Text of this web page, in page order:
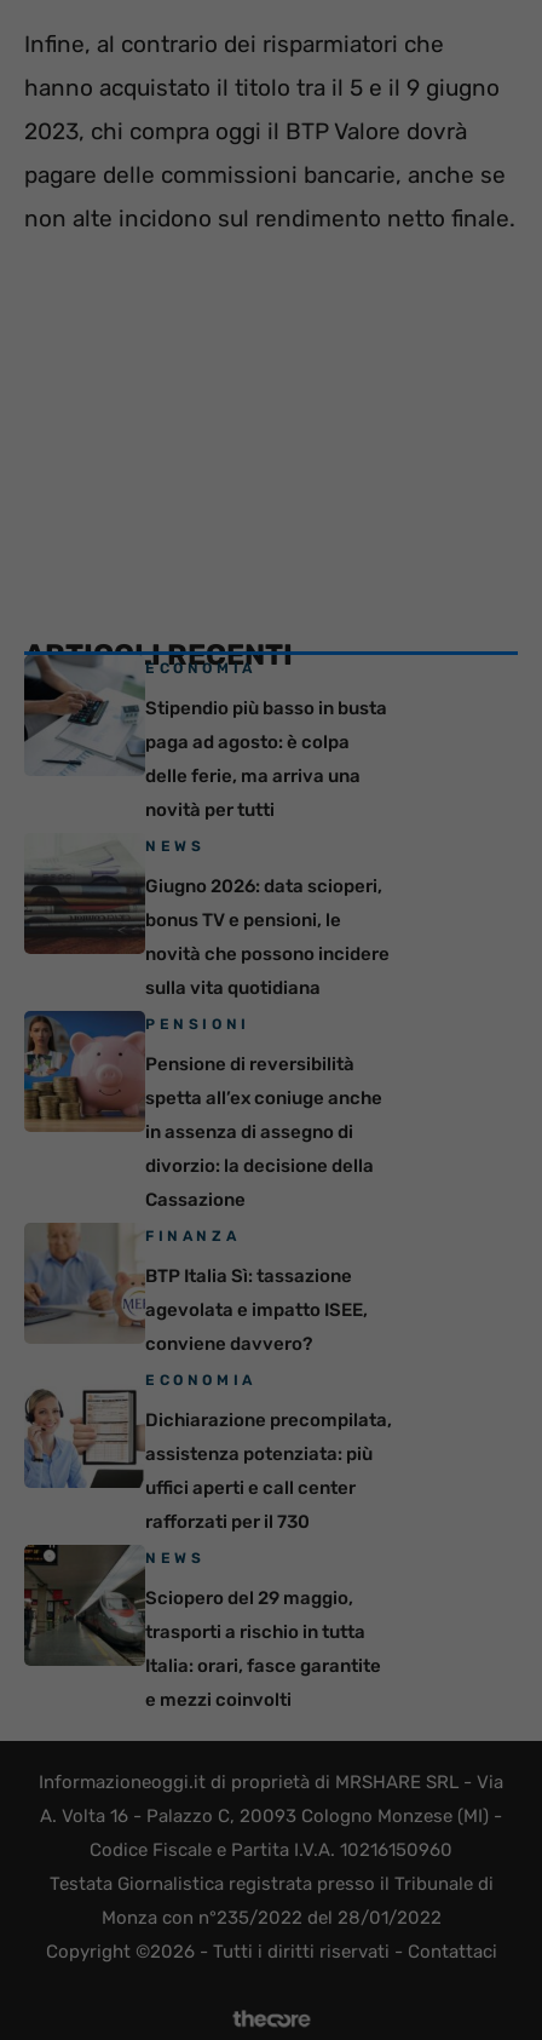
Infine, al contrario dei risparmiatori che
hanno acquistato il titolo tra il 5 e il 9 giugno
2023, chi compra oggi il BTP Valore dovrà
pagare delle commissioni bancarie, anche se
non alte incidono sul rendimento netto finale.
ARTICOLI RECENTI
ECONOMIA
Stipendio più basso in busta
paga ad agosto: è colpa
delle ferie, ma arriva una
novità per tutti
NEWS
Giugno 2026: data scioperi,
bonus TV e pensioni, le
novità che possono incidere
sulla vita quotidiana
PENSIONI
Pensione di reversibilità
spetta all’ex coniuge anche
in assenza di assegno di
divorzio: la decisione della
Cassazione
FINANZA
BTP Italia Sì: tassazione
agevolata e impatto ISEE,
conviene davvero?
ECONOMIA
Dichiarazione precompilata,
assistenza potenziata: più
uffici aperti e call center
rafforzati per il 730
NEWS
Sciopero del 29 maggio,
trasporti a rischio in tutta
Italia: orari, fasce garantite
e mezzi coinvolti
Informazioneoggi.it di proprietà di MRSHARE SRL - Via
A. Volta 16 - Palazzo C, 20093 Cologno Monzese (MI) -
Codice Fiscale e Partita I.V.A. 10216150960
Testata Giornalistica registrata presso il Tribunale di
Monza con n°235/2022 del 28/01/2022
Copyright ©2026 - Tutti i diritti riservati - Contattaci